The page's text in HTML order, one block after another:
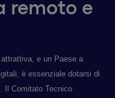
remoto e
e un Paese a
è essenziale dotarsi di
Il Comitato Tecnico